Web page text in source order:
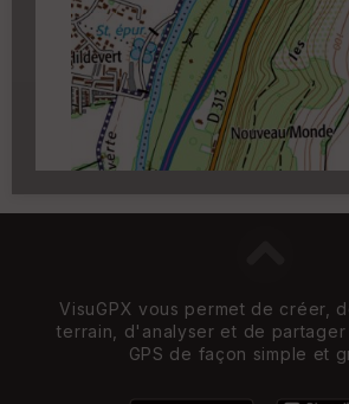
Carroyage UTM
(1km à
zoom 14)
VisuGPX vous permet de créer,
terrain, d'analyser et de
GPS de façon simple et